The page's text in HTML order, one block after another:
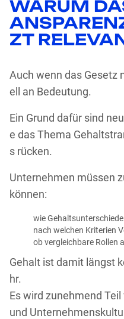
WARUM
ZT
Auch wenn das Gesetz
ell an Bedeutung.
Ein Grund dafür sind
e das Thema
s rücken.
Unternehmen müssen
können:
wie
nach welchen Kriterien
ob vergleichbare Rollen
Gehalt ist damit längst
hr.
Es wird zunehmend
und